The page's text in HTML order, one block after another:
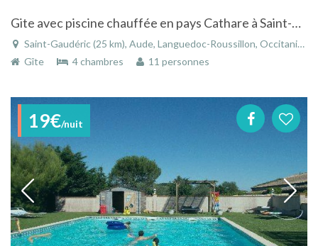
Gite avec piscine chauffée en pays Cathare à Saint-Gaudéric dans l'Aude en Languedoc-Roussillon
Saint-Gaudéric (25 km), Aude, Languedoc-Roussillon, Occitanie, France
Gîte
4 chambres 11 personnes
19€/nuit